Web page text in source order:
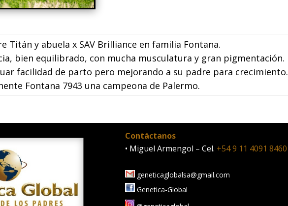
Titán y abuela x SAV Brilliance en familia Fontana.
bien equilibrado, con mucha musculatura y gran pigmentación.
facilidad de parto pero mejorando a su padre para crecimiento.
Fontana 7943 una campeona de Palermo.
Contáctanos
• Miguel Armengol – Cel. +54 9 11 4091 8460
geneticaglobalsa@gmail.com
Genetica-Global